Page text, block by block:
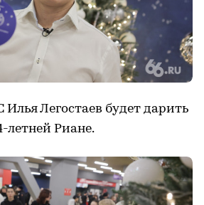
Илья Легостаев будет дарить
летней Риане.